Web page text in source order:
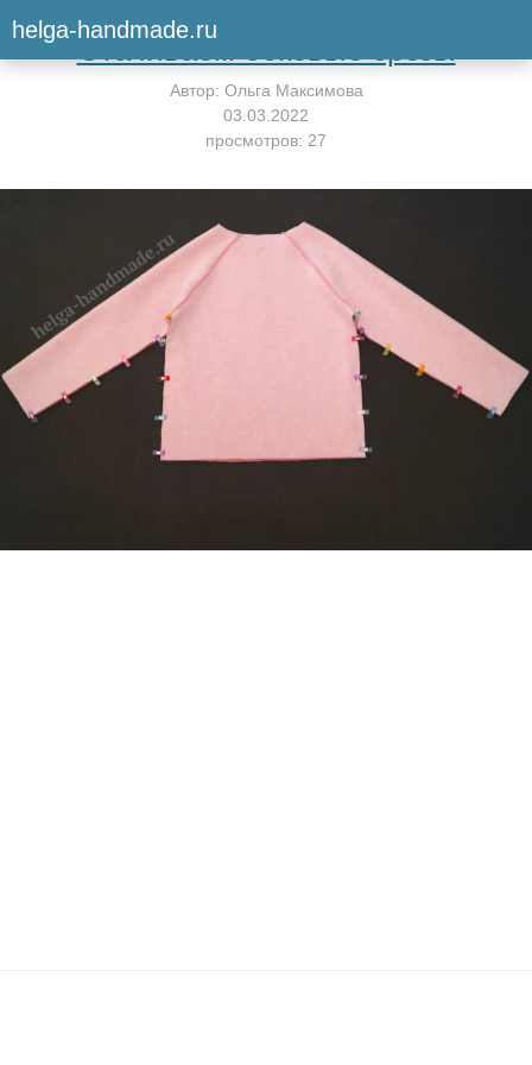
helga-handmade.ruВернуться к мастер-классу
Стачиваем боковые срезы
Автор: Ольга Максимова
03.03.2022
просмотров: 27